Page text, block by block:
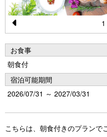
Pr
e
vi
o
u
s
1
お食事
朝食付
宿泊可能期間
2026/07/31 ～ 2027/03/31
こちらは、朝食付きのプランで